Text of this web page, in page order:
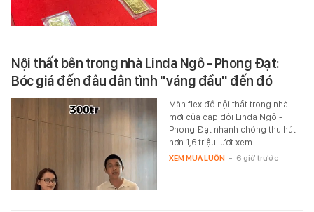
Nội thất bên trong nhà Linda Ngô - Phong Đạt:
Bóc giá đến đâu dân tình "váng đầu" đến đó
Màn flex đồ nội thất trong nhà
mới của cặp đôi Linda Ngô -
Phong Đạt nhanh chóng thu hút
hơn 1,6 triệu lượt xem.
XEM MUA LUÔN - 6 giờ trước